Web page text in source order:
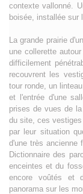
contexte vallonné.
boisée, installée sur
La grande prairie
une collerette
difficilement
recouvrent les
tour ronde, un
et l'entrée d'une
prises de vues de
du site, ces vestiges
par leur situation
d'une très ancienne
Dictionnaire des
enceintes et du
encore voûtés et
panorama sur les